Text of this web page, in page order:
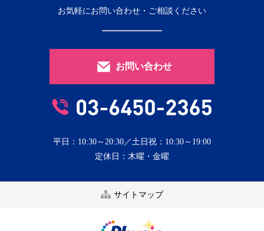
お気軽にお問い合わせ・ご相談ください
お問い合わせ
平日：10:30～20:30／土日祝：10:30～19:00
定休日：木曜・金曜
サイトマップ